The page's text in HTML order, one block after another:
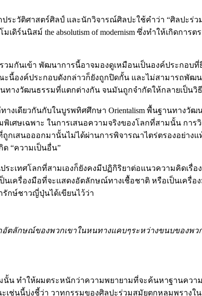
ะวัติศาสตร์ศิลป์ และนักวิจารณ์ศิลปะใช้คำว่า “ศิลปะร่
นนิสม์ the absolutism of modernism ซึ่งทำให้เกิดกา
มกันเข้า พัฒนาการนี้อาจมองดูเหมือนเป็นองค์ประกอบ
นี้องค์ประกอบดังกล่าวก็ยังถูกปิดกั้น และไม่สามารถพัฒ
างวัฒนธรรมที่แตกต่างกัน จนมันถูกจำกัดให้กลายเป็นวิ
งเดียวกันกับในบูรพทิศศึกษา Orientalism พื้นฐานทางวั
ศษเฉพาะ ในการเสนอความจริงของโลกที่สามนั้น การ
ถูกเสนอออกมานั้นไม่ได้ผ่านการพิจารณาไตร่ตรองอย่าง
“ความเป็นอื่น”
ะเทศโลกที่สามเองก็ยังคงมีปฏิกิริยาต่อแนวความคิดเรื่
เครื่องมือที่จะแสดงอัตลักษณ์ทางเชื้อชาติ หรือเป็นเครื่
รักษ์ชาวญี่ปุ่นได้เขียนไว้ว่า
ตลักษณ์ของพวกเขาในหนทางแคบๆระหว่างขนบของพ
น ทำให้ผมตระหนักว่าความพยายามที่จะค้นหาฐานควา
ช่นนี้บ่งชี้ว่า วาทกรรมของศิลปะร่วมสมัยตกหลุมพราง